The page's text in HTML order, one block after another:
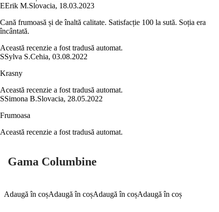
EErik M.Slovacia, 18.03.2023
Cană frumoasă și de înaltă calitate. Satisfacție 100 la sută. Soția era
încântată.
Această recenzie a fost tradusă automat.
SSylva S.Cehia, 03.08.2022
Krasny
Această recenzie a fost tradusă automat.
SSimona B.Slovacia, 28.05.2022
Frumoasa
Această recenzie a fost tradusă automat.
Gama Columbine
Adaugă în coșAdaugă în coșAdaugă în coșAdaugă în coș